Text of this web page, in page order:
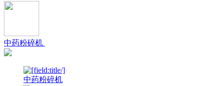
中药粉碎机
中药粉碎机